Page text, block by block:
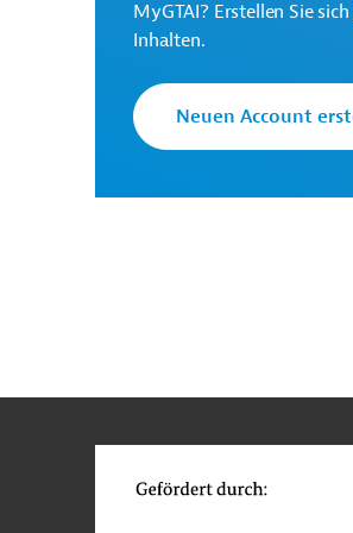
Brasilien Soziale
Berufliche Bildung
Finanzierung
Förderung
MyGTAI? Erstellen Sie sich
Inhalten.
Neuen Account